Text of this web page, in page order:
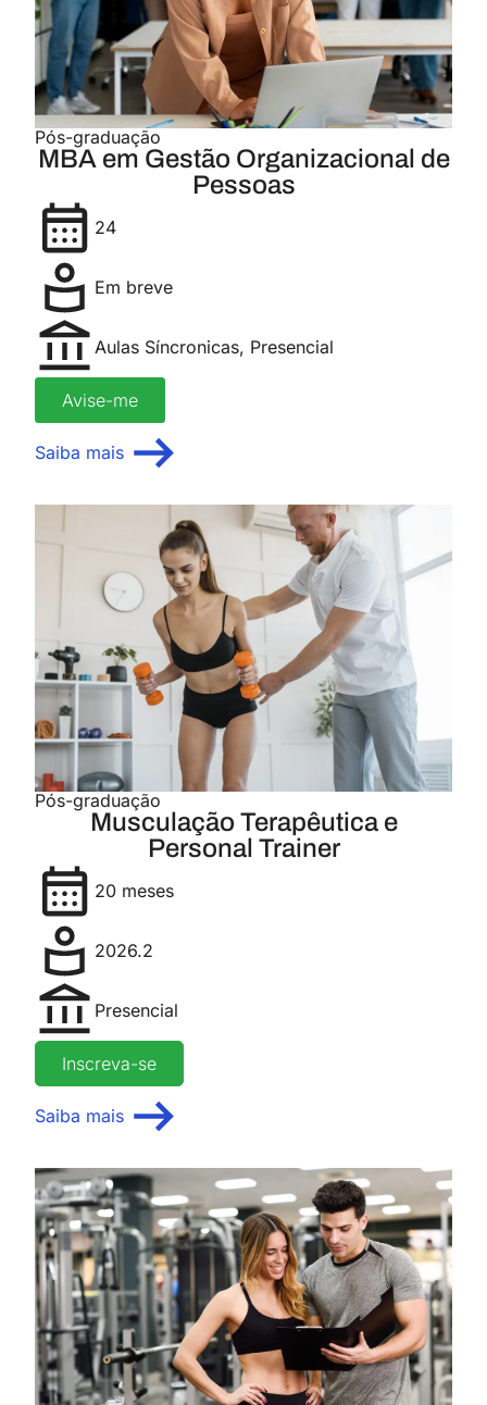
Pós-graduação
MBA em Gestão Organizacional de
Pessoas
24
Em breve
Aulas Síncronicas, Presencial
Avise-me
Saiba mais
Pós-graduação
Musculação Terapêutica e
Personal Trainer
20 meses
2026.2
Presencial
Inscreva-se
Saiba mais